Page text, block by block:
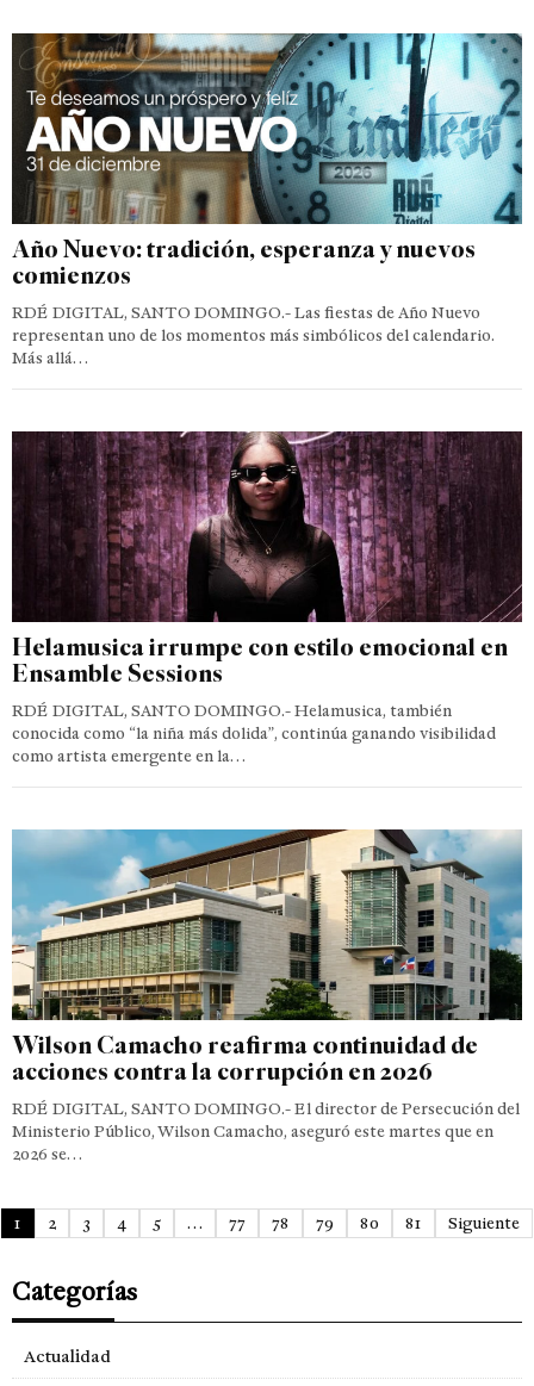
Año Nuevo: tradición, esperanza y nuevos
comienzos
RDÉ DIGITAL, SANTO DOMINGO.- Las fiestas de Año Nuevo
representan uno de los momentos más simbólicos del calendario.
Más allá…
Helamusica irrumpe con estilo emocional en
Ensamble Sessions
RDÉ DIGITAL, SANTO DOMINGO.- Helamusica, también
conocida como “la niña más dolida”, continúa ganando visibilidad
como artista emergente en la…
Wilson Camacho reafirma continuidad de
acciones contra la corrupción en 2026
RDÉ DIGITAL, SANTO DOMINGO.- El director de Persecución del
Ministerio Público, Wilson Camacho, aseguró este martes que en
2026 se…
1 2 3 4 5 … 77 78 79 80 81 Siguiente
Categorías
Actualidad